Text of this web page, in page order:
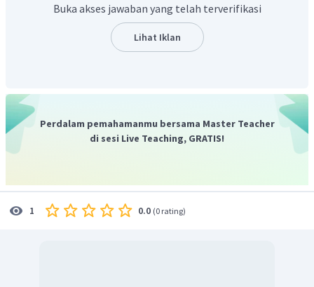
informasi.
Gaya bersifat informatif.
Fakta dipakai sebagai alat kontribusi.
Tujuan dari paragraf di atas adalah untuk menjelaskan
informasi mengenai didikan untuk bayi. Berdasarkan hal
tersebut, paragraf di atas termasuk paragrafeksposisi.
Oleh karena itu, jawaban yang tepat adalah B
Buka akses jawaban yang telah terverifikasi
Lihat Iklan
Perdalam pemahamanmu bersama Master Teacher
di sesi Live Teaching, GRATIS!
1 0.0 (0 rating)